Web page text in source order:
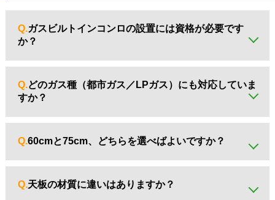
Q.ガスビルトインコンロの設置には資格が必要です
か？
A.はい。 ガス配管接続には「ガス可とう管接続工事監督
者」などの資格が必要です。無資格での取付はできませ
ん。
Q.どのガス種（都市ガス／LPガス）にも対応していま
すか？
A.機種ごとに対応が分かれます。 都市ガス用とLPガス用が
あるため、ご注文前に必ずご確認ください。
Q.60cmと75cm、どちらを選べばよいですか？
A.現在の開口部サイズに合わせるのが基本です。 一般的に
は60cmが標準ですが、75cmは広い調理スペースを確保でき
ます。
Q.天板の材質に違いはありますか？